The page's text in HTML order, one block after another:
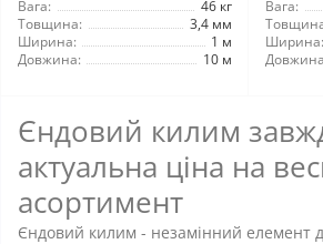
Вага:
46 кг
Товщина:
3,4 мм
Ширина:
1 м
Довжина:
10 м
Вага:
Ширина:
Єндовий килим
актуальна ціна на
асортимент
Єндовий килим - незамінний елемент